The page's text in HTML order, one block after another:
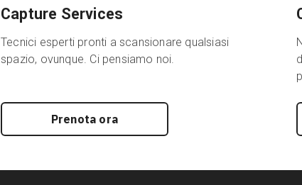
Capture Services
Tecnici esperti pronti a scansionare qualsiasi
spazio, ovunque. Ci pensiamo noi.
Prenota ora